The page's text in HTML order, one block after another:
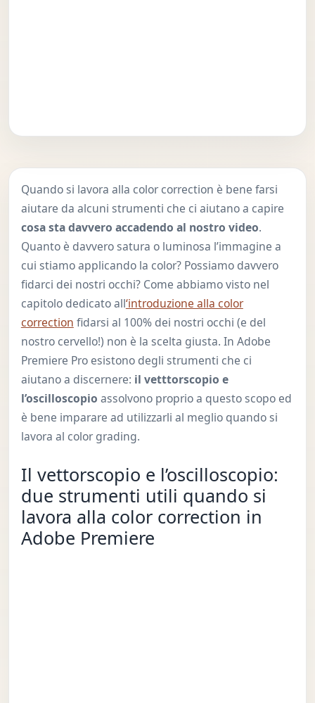
Quando si lavora alla color correction è bene farsi
aiutare da alcuni strumenti che ci aiutano a capire
cosa sta davvero accadendo al nostro video.
Quanto è davvero satura o luminosa l’immagine a
cui stiamo applicando la color? Possiamo davvero
fidarci dei nostri occhi? Come abbiamo visto nel
capitolo dedicato all‘introduzione alla color
correction fidarsi al 100% dei nostri occhi (e del
nostro cervello!) non è la scelta giusta. In Adobe
Premiere Pro esistono degli strumenti che ci
aiutano a discernere: il vetttorscopio e
l’oscilloscopio assolvono proprio a questo scopo ed
è bene imparare ad utilizzarli al meglio quando si
lavora al color grading.
Il vettorscopio e l’oscilloscopio:
due strumenti utili quando si
lavora alla color correction in
Adobe Premiere